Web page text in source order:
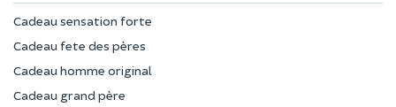
Cadeau sensation forte
Cadeau fete des pères
Cadeau homme original
Cadeau grand père